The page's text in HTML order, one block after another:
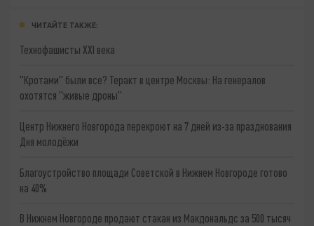
ЧИТАЙТЕ ТАКЖЕ:
Технофашисты XXI века
"Кротами" были все? Теракт в центре Москвы: На генералов
охотятся "живые дроны"
Центр Нижнего Новгорода перекроют на 7 дней из-за празднования
Дня молодёжи
Благоустройство площади Советской в Нижнем Новгороде готово
на 40%
В Нижнем Новгороде продают стакан из Макдональдс за 500 тысяч